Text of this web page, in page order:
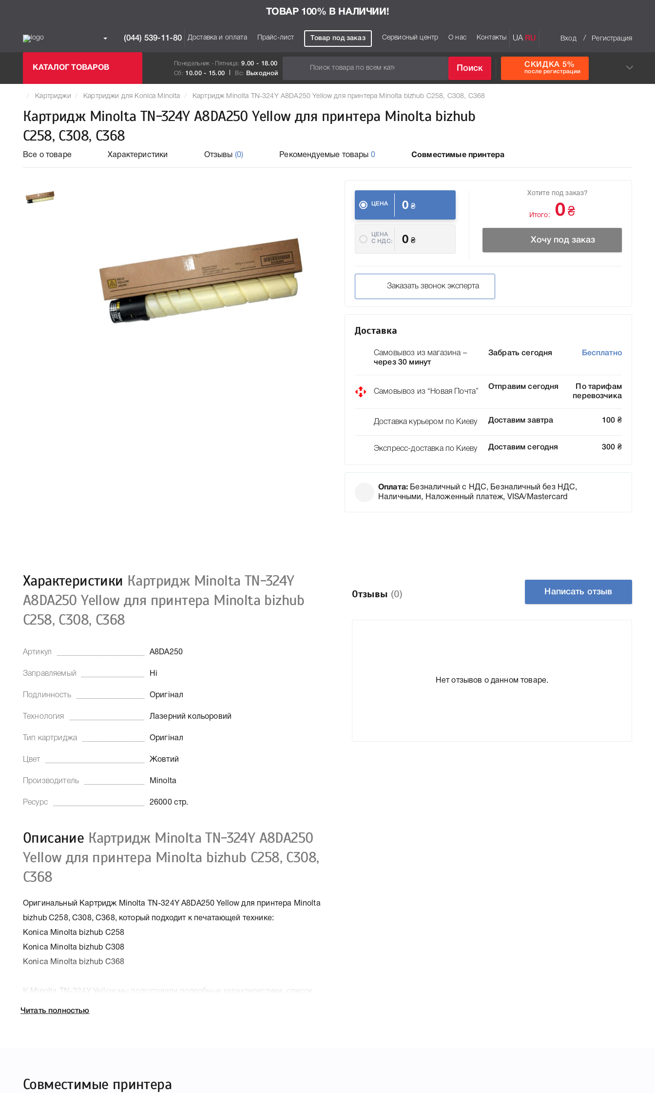
ТОВАР 100% В НАЛИЧИИ!
(044) 539-11-80 Доставка и оплата Прайс-лист Товар под заказ Сервисный центр О нас Контакты UA RU Вход / Регистрация
КАТАЛОГ ТОВАРОВ
Понедельник - Пятница: 9.00 - 18.00
Сб: 10.00 - 15.00 Вс: Выходной
Поиск СКИДКА 5%
после регистрации
Картриджи Картриджи для Konica Minolta Картридж Minolta TN-324Y A8DA250 Yellow для принтера Minolta bizhub C258, C308, C368
Картридж Minolta TN-324Y A8DA250 Yellow для принтера Minolta bizhub
C258, C308, C368
Все о товаре Характеристики Отзывы (0) Рекомендуемые товары 0 Совместимые принтера
ЦЕНА 0 ₴
ЦЕНА
C НДС:
0 ₴
Хотите под заказ?
Итого: 0 ₴
Хочу под заказ
Заказать звонок эксперта
Доставка
Самовывоз из магазина –
через 30 минут
Забрать сегодня Бесплатно
Самовывоз из “Новая Почта”
Отправим сегодня
По тарифам
перевозчика
Доставка курьером по Киеву Доставим завтра 100 ₴
Экспресс-доставка по Киеву Доставим сегодня 300 ₴
Оплата: Безналичный с НДС, Безналичный без НДС,
Наличными, Наложенный платеж, VISA/Mastercard
Характеристики Картридж Minolta TN-324Y
A8DA250 Yellow для принтера Minolta bizhub
C258, C308, C368
Артикул A8DA250
Заправляемый Ні
Подлинность Оригінал
Технология Лазерний кольоровий
Тип картриджа Оригінал
Цвет Жовтий
Производитель Minolta
Ресурс 26000 стр.
Описание Картридж Minolta TN-324Y A8DA250
Yellow для принтера Minolta bizhub C258, C308,
C368
Оригинальный Картридж Minolta TN-324Y A8DA250 Yellow для принтера Minolta
bizhub C258, C308, C368, который подходит к печатающей технике:
Konica Minolta bizhub C258
Konica Minolta bizhub C308
Konica Minolta bizhub C368
К Minolta TN-324Y Yellow мы подготовили подробные характеристики, список
печатающей техники, к которому подходит Minolta TN-324Y Yellow, что позволит
Читать полностью
Отзывы (0) Написать отзыв
Нет отзывов о данном товаре.
Совместимые принтера